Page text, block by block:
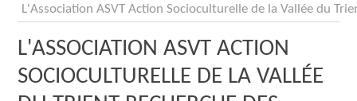
L'Association ASVT Action Socioculturelle de la Vallée du
L'ASSOCIATION ASVT ACTION
SOCIOCULTURELLE DE LA VALLÉE